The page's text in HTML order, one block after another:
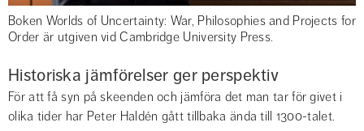
Boken Worlds of Uncertainty: War, Philosophies and Projects for
Order är utgiven vid Cambridge University Press.
Historiska jämförelser ger perspektiv
För att få syn på skeenden och jämföra det man tar för givet i
olika tider har Peter Haldén gått tillbaka ända till 1300-talet.